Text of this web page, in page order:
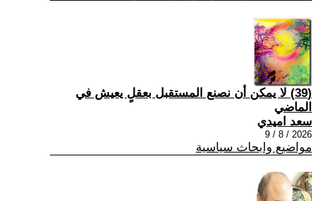
(39) لا يمكن أن نصنع المستقبل بعقلٍ يعيش في
الماضي
سعد اميدي
2026 / 8 / 9
مواضيع وابحاث سياسية